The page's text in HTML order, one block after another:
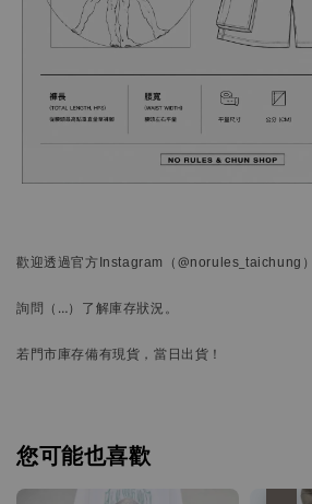
歡迎透過官方Instagram （@norules_taichung）
詢問 （…） 了解庫存狀況。
若門市庫存備有現貨，當日出貨！
您可能也喜歡